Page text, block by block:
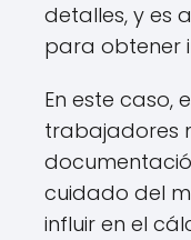
detalles, y es
para obtener
En este caso,
trabajadores
cuidado del
influir en el